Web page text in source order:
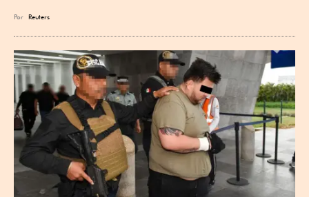
Por Reuters